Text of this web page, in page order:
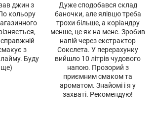
джин з
кольору
з
Буду
ще)
Дуже сподобався склад
баночки, але ялівцю треба
трохи більше, а коріандру
менше, це як на мене. Зробив
напій через екстрактор
Сокслета. У перерахунку
вийшло 10 літрів чудового
напою. Прозорий з
приємним смаком та
ароматом. Знайомі і я у
захваті. Рекомендую!